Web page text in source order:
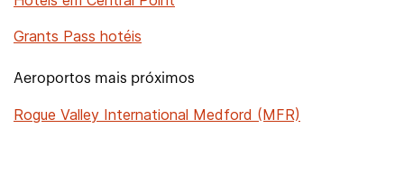
Grants Pass hotéis
Aeroportos mais próximos
Rogue Valley International Medford (MFR)